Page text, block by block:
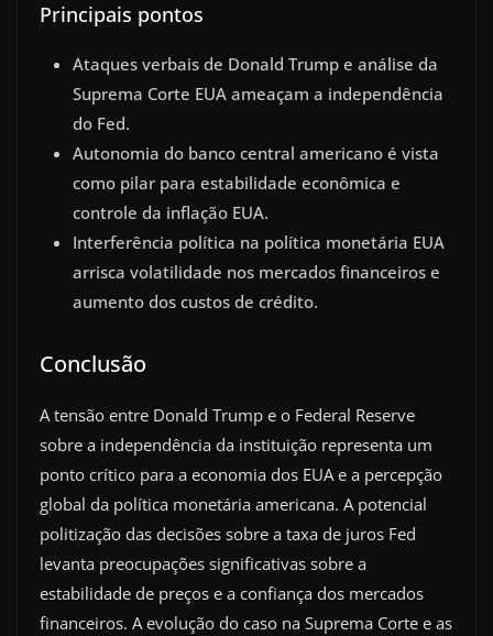
Principais pontos
Ataques verbais de Donald Trump e análise da
Suprema Corte EUA ameaçam a independência
do Fed.
Autonomia do banco central americano é vista
como pilar para estabilidade econômica e
controle da inflação EUA.
Interferência política na política monetária EUA
arrisca volatilidade nos mercados financeiros e
aumento dos custos de crédito.
Conclusão
A tensão entre Donald Trump e o Federal Reserve
sobre a independência da instituição representa um
ponto crítico para a economia dos EUA e a percepção
global da política monetária americana. A potencial
politização das decisões sobre a taxa de juros Fed
levanta preocupações significativas sobre a
estabilidade de preços e a confiança dos mercados
financeiros. A evolução do caso na Suprema Corte e as